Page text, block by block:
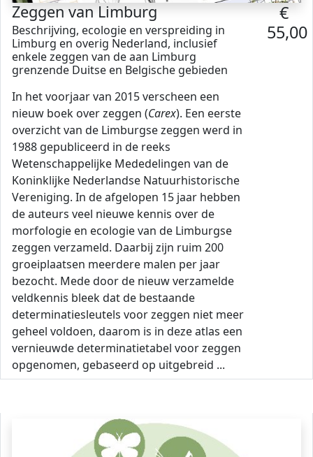
Zeggen van Limburg
Beschrijving, ecologie en verspreiding in
Limburg en overig Nederland, inclusief
enkele zeggen van de aan Limburg
grenzende Duitse en Belgische gebieden
In het voorjaar van 2015 verscheen een
nieuw boek over zeggen (Carex). Een eerste
overzicht van de Limburgse zeggen werd in
1988 gepubliceerd in de reeks
Wetenschappelijke Mededelingen van de
Koninklijke Nederlandse Natuurhistorische
Vereniging. In de afgelopen 15 jaar hebben
de auteurs veel nieuwe kennis over de
morfologie en ecologie van de Limburgse
zeggen verzameld. Daarbij zijn ruim 200
groeiplaatsen meerdere malen per jaar
bezocht. Mede door de nieuw verzamelde
veldkennis bleek dat de bestaande
determinatiesleutels voor zeggen niet meer
geheel voldoen, daarom is in deze atlas een
vernieuwde determinatietabel voor zeggen
opgenomen, gebaseerd op uitgebreid ...
€
55,00